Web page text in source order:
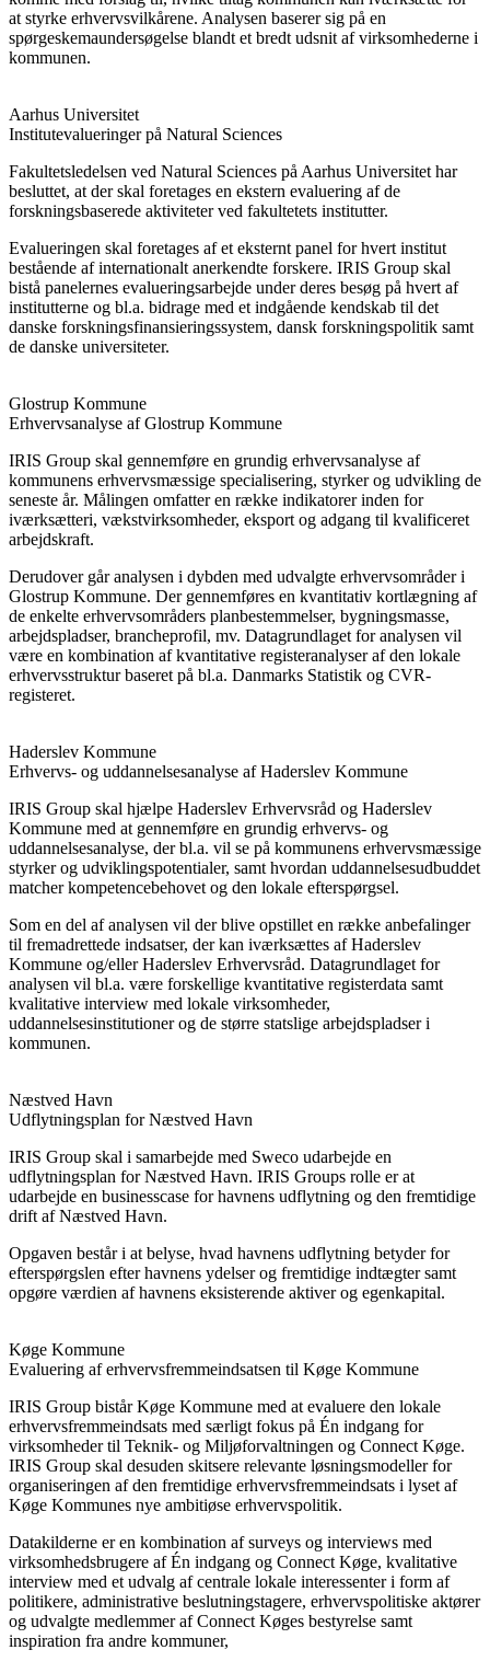
at styrke erhvervsvilkårene. Analysen baserer sig på en
spørgeskemaundersøgelse blandt et bredt udsnit af virksomhederne i
kommunen.
Aarhus Universitet
Institutevalueringer på Natural Sciences
Fakultetsledelsen ved Natural Sciences på Aarhus Universitet har
besluttet, at der skal foretages en ekstern evaluering af de
forskningsbaserede aktiviteter ved fakultetets institutter.
Evalueringen skal foretages af et eksternt panel for hvert institut
bestående af internationalt anerkendte forskere. IRIS Group skal
bistå panelernes evalueringsarbejde under deres besøg på hvert af
institutterne og bl.a. bidrage med et indgående kendskab til det
danske forskningsfinansieringssystem, dansk forskningspolitik samt
de danske universiteter.
Glostrup Kommune
Erhvervsanalyse af Glostrup Kommune
IRIS Group skal gennemføre en grundig erhvervsanalyse af
kommunens erhvervsmæssige specialisering, styrker og udvikling de
seneste år. Målingen omfatter en række indikatorer inden for
iværksætteri, vækstvirksomheder, eksport og adgang til kvalificeret
arbejdskraft.
Derudover går analysen i dybden med udvalgte erhvervsområder i
Glostrup Kommune. Der gennemføres en kvantitativ kortlægning af
de enkelte erhvervsområders planbestemmelser, bygningsmasse,
arbejdspladser, brancheprofil, mv. Datagrundlaget for analysen vil
være en kombination af kvantitative registeranalyser af den lokale
erhvervsstruktur baseret på bl.a. Danmarks Statistik og CVR-
registeret.
Haderslev Kommune
Erhvervs- og uddannelsesanalyse af Haderslev Kommune
IRIS Group skal hjælpe Haderslev Erhvervsråd og Haderslev
Kommune med at gennemføre en grundig erhvervs- og
uddannelsesanalyse, der bl.a. vil se på kommunens erhvervsmæssige
styrker og udviklingspotentialer, samt hvordan uddannelsesudbuddet
matcher kompetencebehovet og den lokale efterspørgsel.
Som en del af analysen vil der blive opstillet en række anbefalinger
til fremadrettede indsatser, der kan iværksættes af Haderslev
Kommune og/eller Haderslev Erhvervsråd. Datagrundlaget for
analysen vil bl.a. være forskellige kvantitative registerdata samt
kvalitative interview med lokale virksomheder,
uddannelsesinstitutioner og de større statslige arbejdspladser i
kommunen.
Næstved Havn
Udflytningsplan for Næstved Havn
IRIS Group skal i samarbejde med Sweco udarbejde en
udflytningsplan for Næstved Havn. IRIS Groups rolle er at
udarbejde en businesscase for havnens udflytning og den fremtidige
drift af Næstved Havn.
Opgaven består i at belyse, hvad havnens udflytning betyder for
efterspørgslen efter havnens ydelser og fremtidige indtægter samt
opgøre værdien af havnens eksisterende aktiver og egenkapital.
Køge Kommune
Evaluering af erhvervsfremmeindsatsen til Køge Kommune
IRIS Group bistår Køge Kommune med at evaluere den lokale
erhvervsfremmeindsats med særligt fokus på Én indgang for
virksomheder til Teknik- og Miljøforvaltningen og Connect Køge.
IRIS Group skal desuden skitsere relevante løsningsmodeller for
organiseringen af den fremtidige erhvervsfremmeindsats i lyset af
Køge Kommunes nye ambitiøse erhvervspolitik.
Datakilderne er en kombination af surveys og interviews med
virksomhedsbrugere af Én indgang og Connect Køge, kvalitative
interview med et udvalg af centrale lokale interessenter i form af
politikere, administrative beslutningstagere, erhvervspolitiske aktører
og udvalgte medlemmer af Connect Køges bestyrelse samt
inspiration fra andre kommuner,